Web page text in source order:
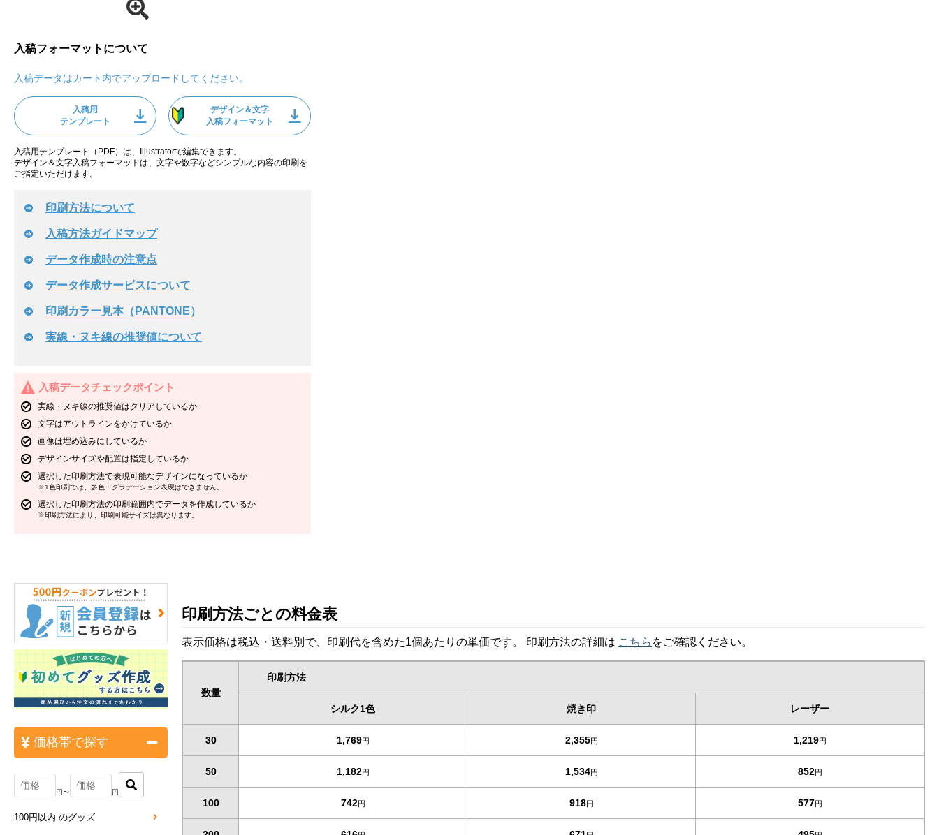
入稿フォーマットについて
入稿データはカート内でアップロードしてください。
入稿用
テンプレート
デザイン＆文字
入稿フォーマット
入稿用テンプレート（PDF）は、Illustratorで編集できます。
デザイン＆文字入稿フォーマットは、文字や数字などシンプルな内容の印刷を
ご指定いただけます。
印刷方法について
入稿方法ガイドマップ
データ作成時の注意点
データ作成サービスについて
印刷カラー見本（PANTONE）
実線・ヌキ線の推奨値について
入稿データチェックポイント
実線・ヌキ線の推奨値はクリアしているか
文字はアウトラインをかけているか
画像は埋め込みにしているか
デザインサイズや配置は指定しているか
選択した印刷方法で表現可能なデザインになっているか
※1色印刷では、多色・グラデーション表現はできません。
選択した印刷方法の印刷範囲内でデータを作成しているか
※印刷方法により、印刷可能サイズは異なります。
価格帯で探す
円〜 円
100円以内 のグッズ
印刷方法ごとの料金表
表示価格は税込・送料別で、印刷代を含めた1個あたりの単価です。 印刷方法の詳細は こちら をご確認ください。
数量
印刷方法
シルク1色 焼き印 レーザー
30 1,769円 2,355円 1,219円
50 1,182円 1,534円 852円
100 742円 918円 577円